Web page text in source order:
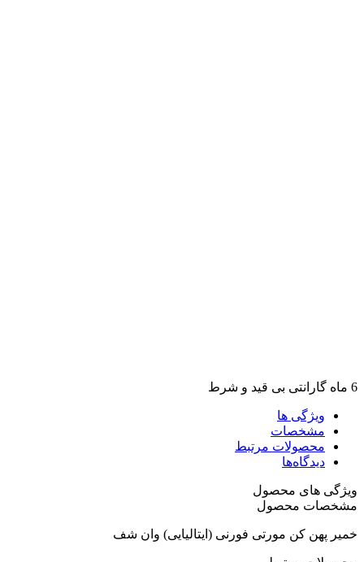
6 ماه گارانتی بی قید و شرط
ویژگی ها
مشخصات
محصولات مرتبط
دیدگاه‌ها
ویژگی های محصول
مشخصات محصول
خمیر پهن کن مورتی فورنی (ایتالیایی) وان شف